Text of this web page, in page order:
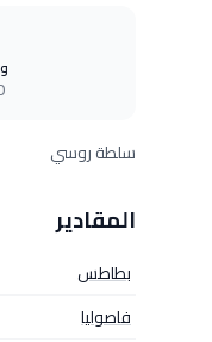
سلطة روسي
المقادير
بطاطس
فاصوليا